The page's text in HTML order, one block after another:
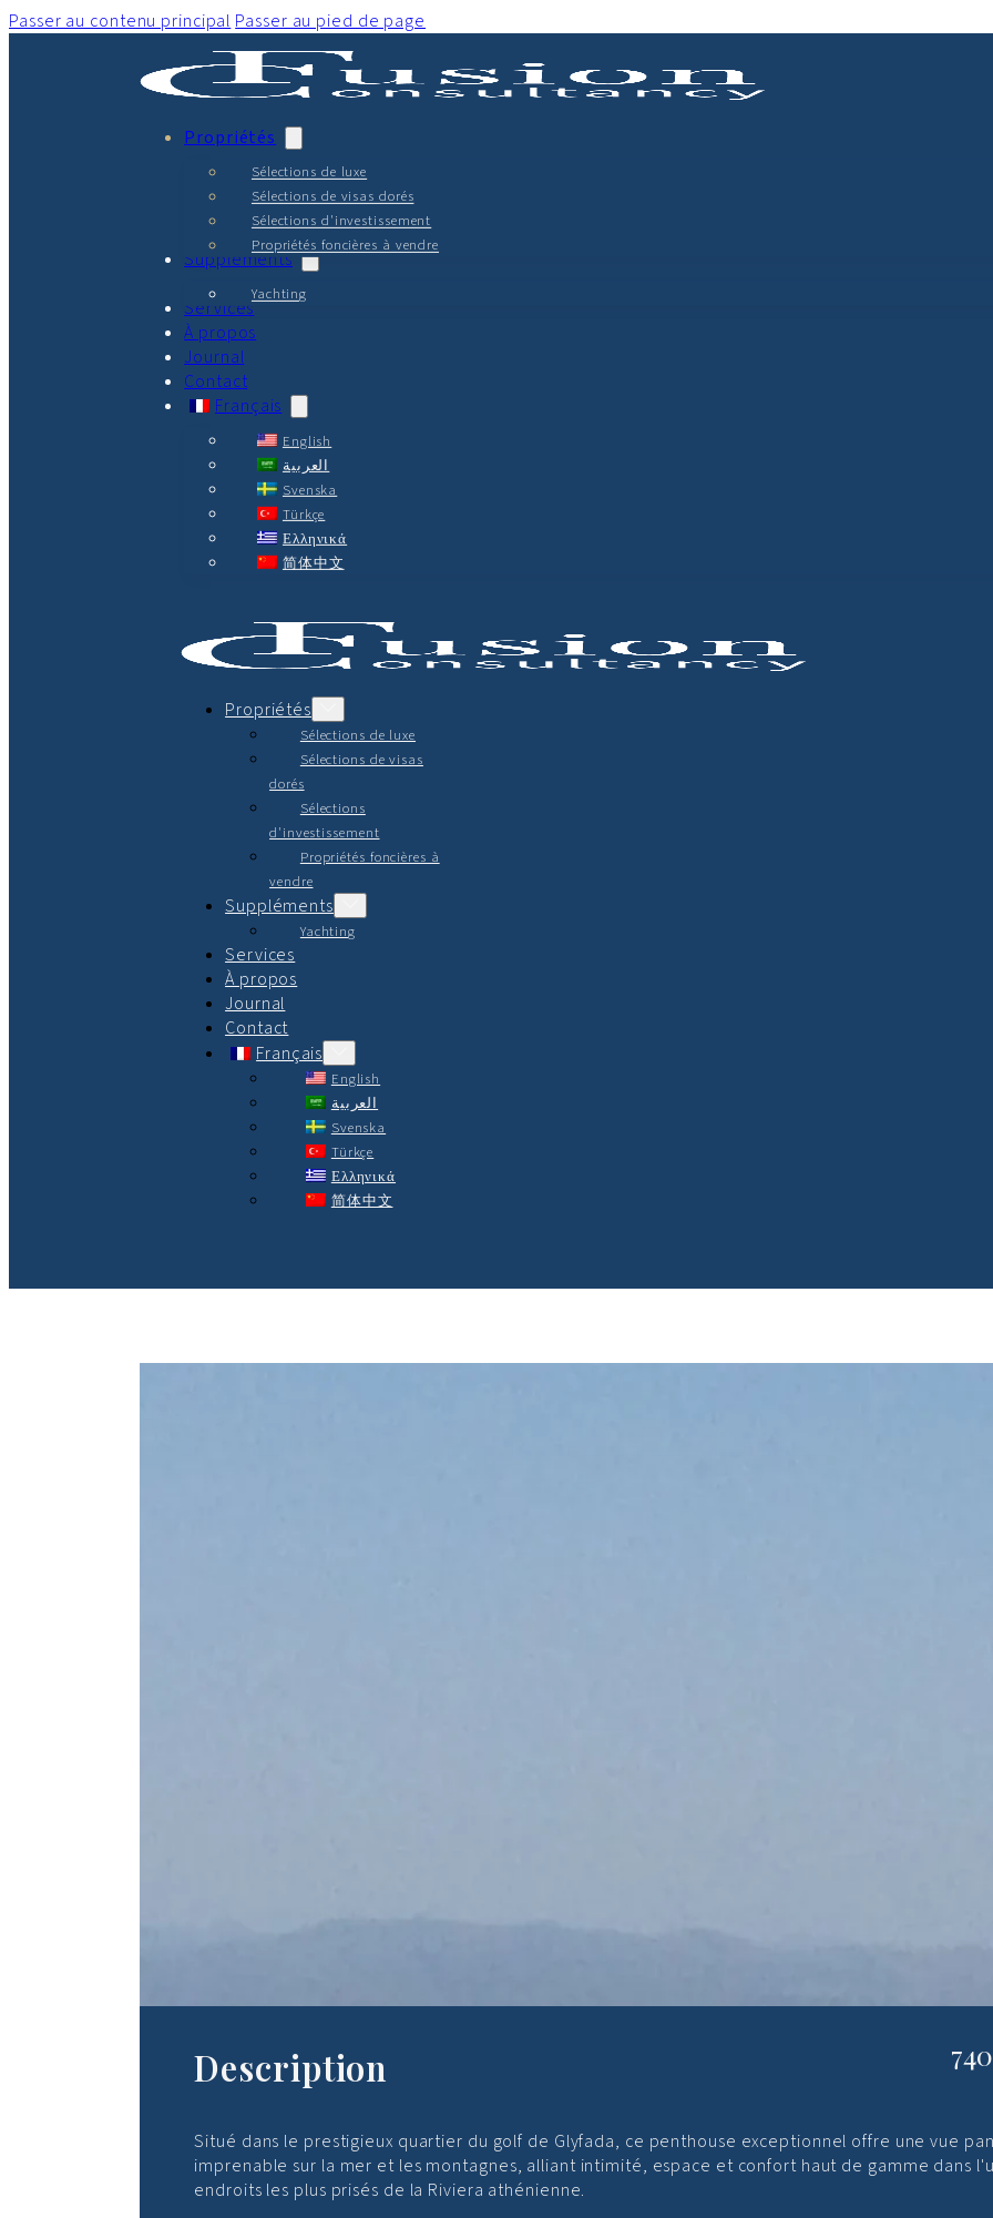
Passer au contenu principal Passer au pied de page
Propriétés
Sélections de luxe
Sélections de visas dorés
Sélections d'investissement
Propriétés foncières à vendre
Suppléments
Yachting
Services
À propos
Journal
Contact
Français
English
العربية
Svenska
Türkçe
Ελληνικά
简体中文
Propriétés
Sélections de luxe
Sélections de visas
dorés
Sélections
d'investissement
Propriétés foncières à
vendre
Suppléments
Yachting
Services
À propos
Journal
Contact
Français
English
العربية
Svenska
Türkçe
Ελληνικά
简体中文
Penthouse avec vue panoramique sur
Description
Situé dans le prestigieux quartier du golf de Glyfada, ce penthouse exceptionnel offre une vue
imprenable sur la mer et les montagnes, alliant intimité, espace et confort haut de gamme dans
endroits les plus prisés de la Riviera athénienne.